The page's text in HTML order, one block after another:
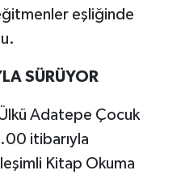
eşliğinde
SÜRÜYOR
Adatepe Çocuk
itibarıyla
Kitap Okuma